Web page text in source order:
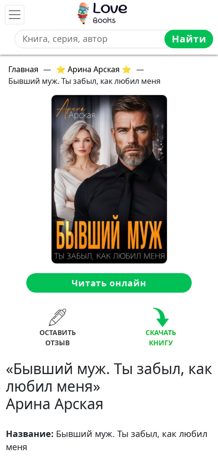
Найти
Главная — ⭐ Арина Арская ⭐ —
Бывший муж. Ты забыл, как любил меня
Читать онлайн
ОСТАВИТЬ
ОТЗЫВ
СКАЧАТЬ
КНИГУ
«Бывший муж. Ты забыл, как
любил меня»
Арина Арская
Название: Бывший муж. Ты забыл, как любил
меня